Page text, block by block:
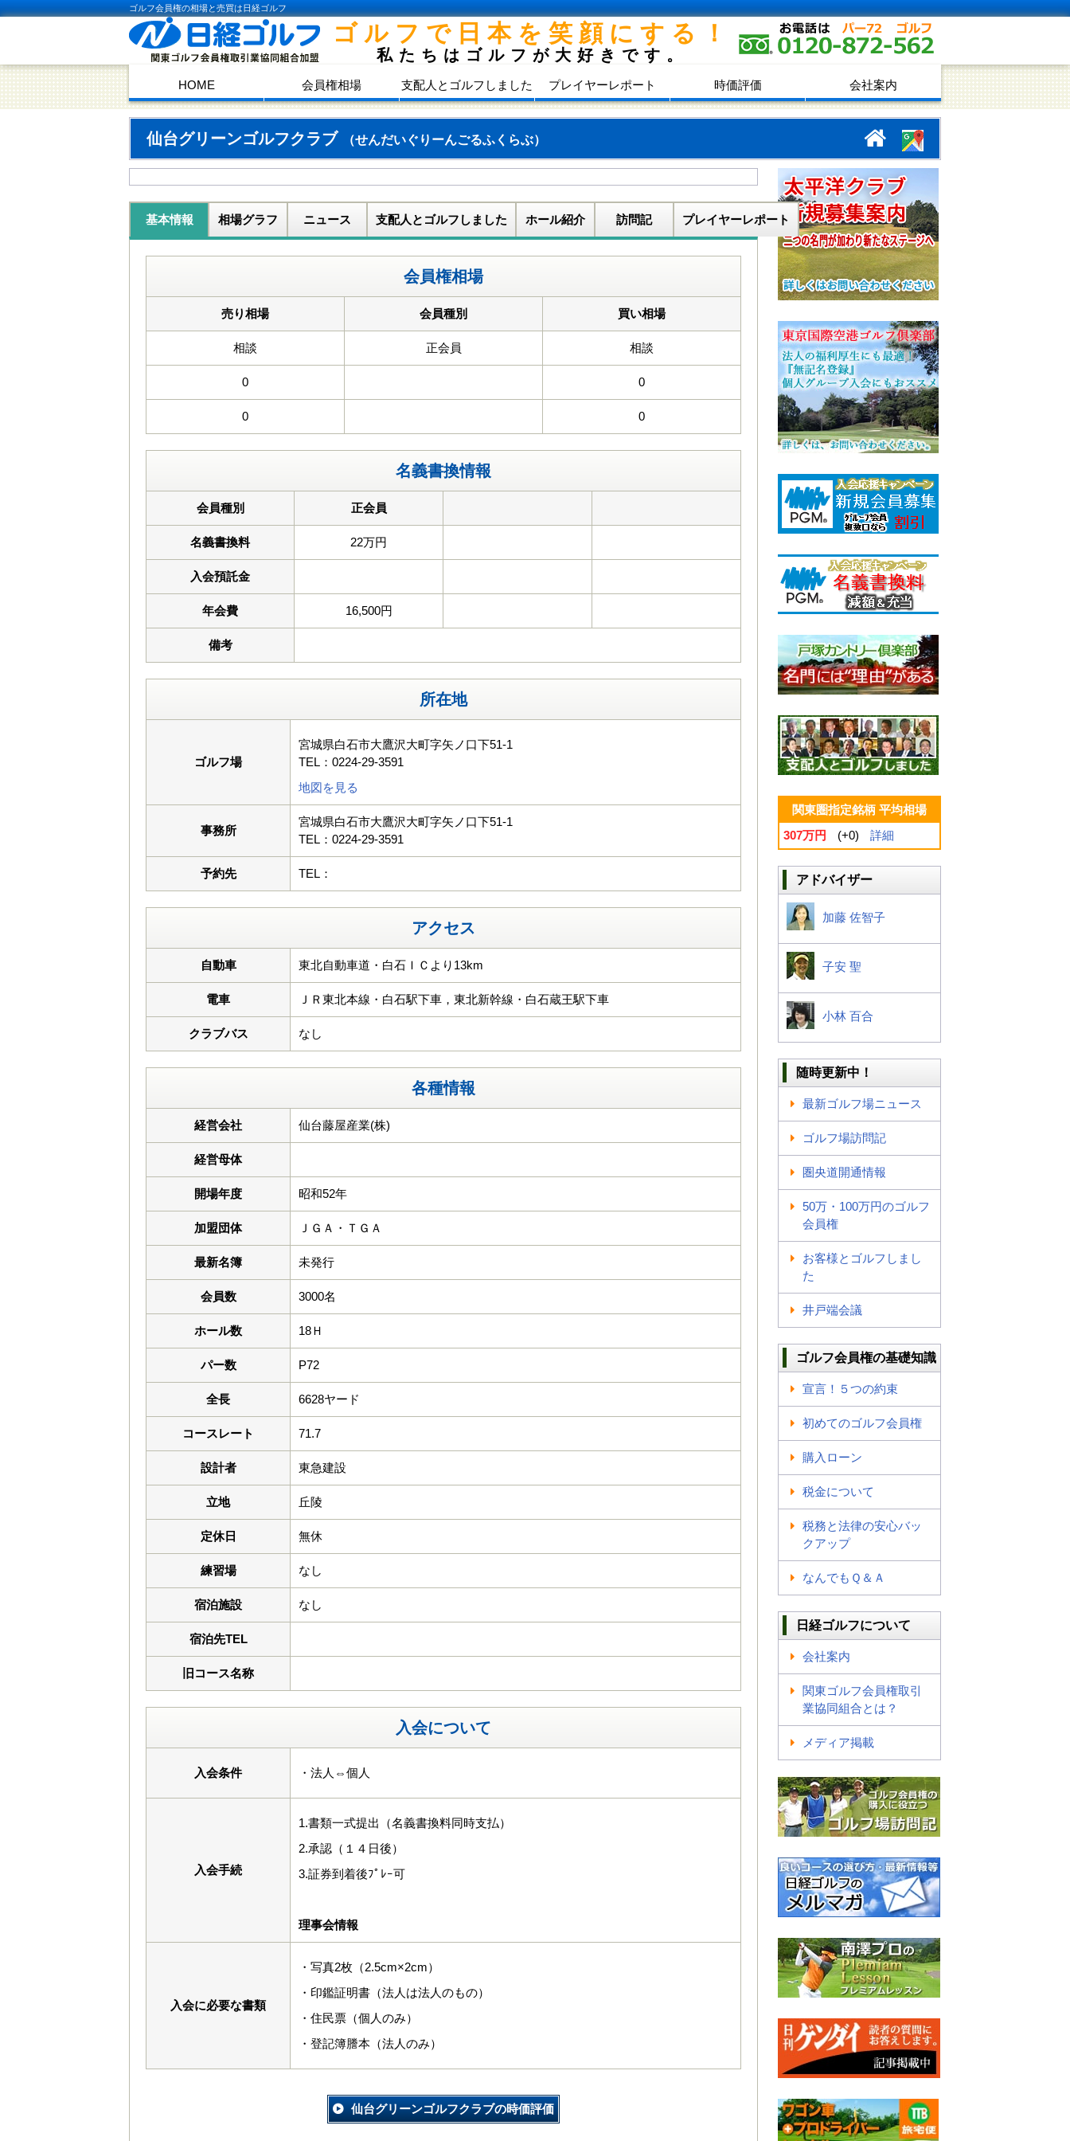
ゴルフ会員権の相場と売買は日経ゴルフ
ゴルフで日本を笑顔にする！
私たちはゴルフが大好きです。
HOME 会員権相場 支配人とゴルフしました プレイヤーレポート 時価評価 会社案内
仙台グリーンゴルフクラブ （せんだいぐりーんごるふくらぶ）
基本情報 相場グラフ ニュース 支配人とゴルフしました ホール紹介 訪問記 プレイヤーレポート
会員権相場
売り相場 会員種別 買い相場
相談 正会員 相談
0 0
0 0
名義書換情報
会員種別 正会員
名義書換料 22万円
入会預託金
年会費 16,500円
備考
所在地
ゴルフ場
宮城県白石市大鷹沢大町字矢ノ口下51-1
TEL：0224-29-3591
地図を見る
事務所
宮城県白石市大鷹沢大町字矢ノ口下51-1
TEL：0224-29-3591
予約先 TEL：
アクセス
自動車 東北自動車道・白石ＩＣより13km
電車 ＪＲ東北本線・白石駅下車，東北新幹線・白石蔵王駅下車
クラブバス なし
各種情報
経営会社 仙台藤屋産業(株)
経営母体
開場年度 昭和52年
加盟団体 ＪＧＡ・ＴＧＡ
最新名簿 未発行
会員数 3000名
ホール数 18Ｈ
パー数 P72
全長 6628ヤード
コースレート 71.7
設計者 東急建設
立地 丘陵
定休日 無休
練習場 なし
宿泊施設 なし
宿泊先TEL
旧コース名称
入会について
入会条件 ・法人⇔個人
入会手続
1.書類一式提出（名義書換料同時支払）
2.承認（１４日後）
3.証券到着後ﾌﾟﾚｰ可
理事会情報
入会に必要な書類
・写真2枚（2.5cm×2cm）
・印鑑証明書（法人は法人のもの）
・住民票（個人のみ）
・登記簿謄本（法人のみ）
仙台グリーンゴルフクラブの時価評価
関東圏指定銘柄 平均相場
307万円
(+0) 詳細
アドバイザー
加藤 佐智子
子安 聖
小林 百合
随時更新中！
最新ゴルフ場ニュース
ゴルフ場訪問記
圏央道開通情報
50万・100万円のゴルフ
会員権
お客様とゴルフしまし
た
井戸端会議
ゴルフ会員権の基礎知識
宣言！５つの約束
初めてのゴルフ会員権
購入ローン
税金について
税務と法律の安心バッ
クアップ
なんでもＱ＆Ａ
日経ゴルフについて
会社案内
関東ゴルフ会員権取引
業協同組合とは？
メディア掲載